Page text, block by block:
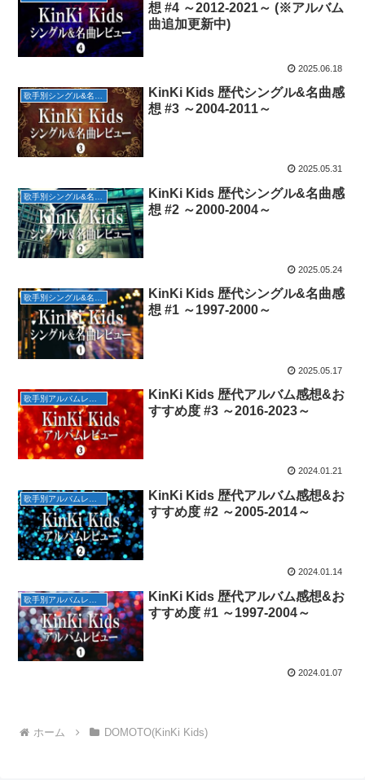
想 #4 ～2012-2021～ (※アルバム
曲追加更新中)
2025.06.18
歌手別シングル&名曲レビュー
KinKi Kids 歴代シングル&名曲感
想 #3 ～2004-2011～
2025.05.31
KinKi Kids 歴代シングル&名曲感
想 #2 ～2000-2004～
2025.05.24
KinKi Kids 歴代シングル&名曲感
想 #1 ～1997-2000～
2025.05.17
KinKi Kids 歴代アルバム感想&お
すすめ度 #3 ～2016-2023～
2024.01.21
歌手別アルバムレビュー
KinKi Kids 歴代アルバム感想&お
すすめ度 #2 ～2005-2014～
2024.01.14
KinKi Kids 歴代アルバム感想&お
すすめ度 #1 ～1997-2004～
2024.01.07
ホーム DOMOTO(KinKi Kids)